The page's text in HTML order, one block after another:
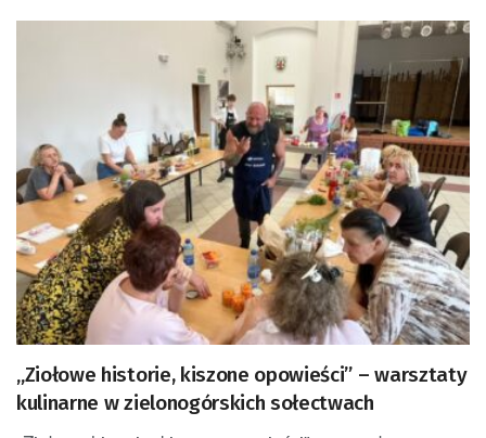
„Ziołowe historie, kiszone opowieści” – warsztaty
kulinarne w zielonogórskich sołectwach